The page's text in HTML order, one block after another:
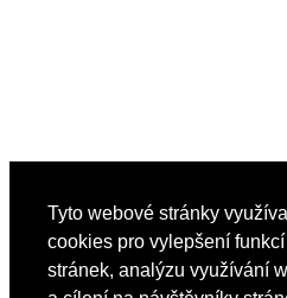
Tyto webové stránky
cookies pro vylepšení
stránek, analýzu využívání